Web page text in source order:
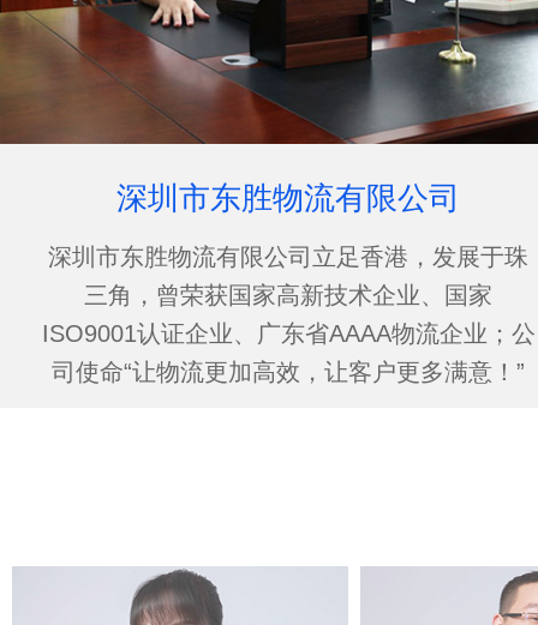
深圳市东胜物流有限公司
深圳市东胜物流有限公司立足香港，发展于珠
三角，曾荣获国家高新技术企业、国家
ISO9001认证企业、广东省AAAA物流企业；公
司使命“让物流更加高效，让客户更多满意！”